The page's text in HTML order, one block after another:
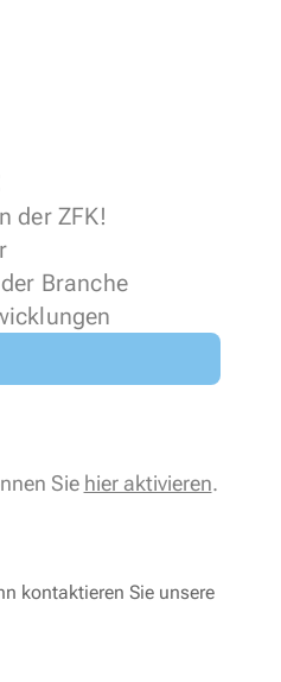
der ZFK!
Branche
Sie hier aktivieren.
kontaktieren Sie unsere